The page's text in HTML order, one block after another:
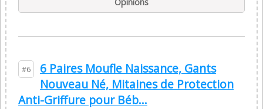
#6
6 Paires Moufle Naissance, Gants
Nouveau Né, Mitaines de Protection
Anti-Griffure pour Béb...